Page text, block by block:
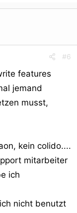
#6
features
jemand
musst,
kein colido....
mitarbeiter
ich
nicht benutzt